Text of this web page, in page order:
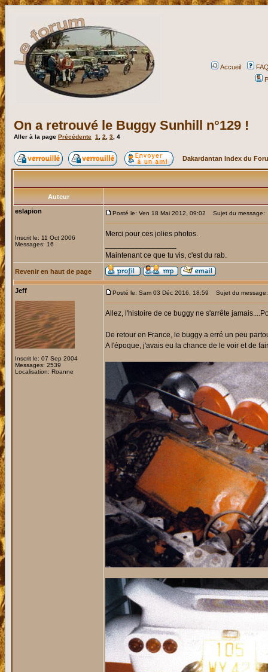
Accueil
On a retrouvé le Buggy Sunhill n°129 !
Aller à la page Précédente 1 2 3 4
Dakardantan Index du
Auteur
eslapion
Inscrit le: 11 Oct 2006
Messages: 16
Posté le: Ven 18 Mai 2012, 09:02 Sujet du message:
Merci pour ces jolies photos.
Maintenant ce que tu vis, c'est du rab.
Revenir en haut de page
Jeff
Inscrit le: 07 Sep 2004
Messages: 2539
Localisation: Roanne
Posté le: Sam 03 Déc 2016, 18:59 Sujet du message:
Allez, l'histoire de ce buggy ne s'arrête
De retour en France, le buggy a erré un peu
A l'époque, j'avais eu la chance de le voir et de